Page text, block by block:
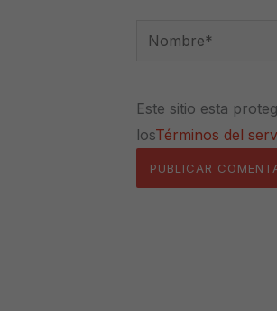
Nombre*
Este sitio esta
losTérminos del